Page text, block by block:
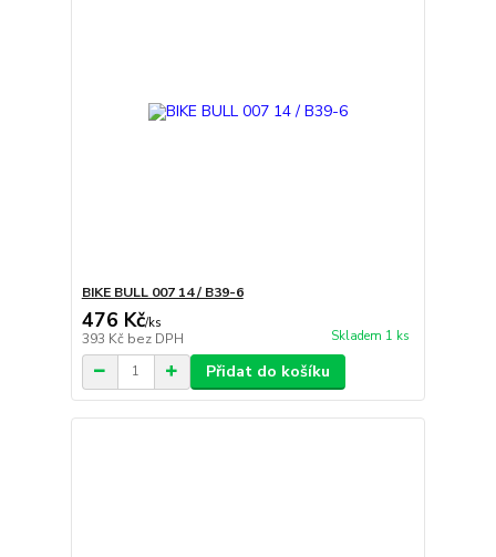
BIKE BULL 007 14 / B39-6
476 Kč/ks
393 Kč bez DPH Skladem 1 ks
Přidat do košíku